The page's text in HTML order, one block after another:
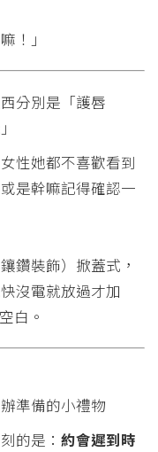
！」
分別是「護唇
性她都不喜歡看到
是幹嘛記得確認一
鑽裝飾）掀蓋式，
沒電就放過才加
白。
準備的小禮物
的是： 約會遲到時